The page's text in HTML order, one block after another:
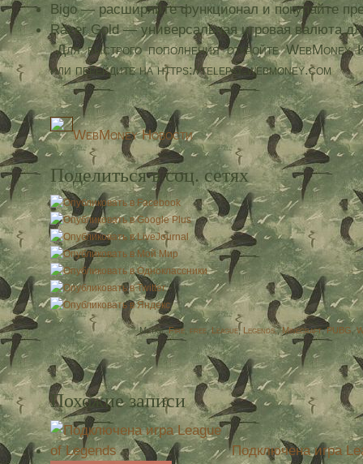
Bigo — расширяйте функционал и покупайте
Razer Gold — универсальная игровая валюта
Для быстрого пополнения откройте WebMoney
или перейдите на https://telepay.webmoney.com
WebMoney Новости
Поделиться в соц. сетях
Метки:Fire, free,League, Legends.,Minecraft,PUBG ,
Похожие записи
Подключена игра